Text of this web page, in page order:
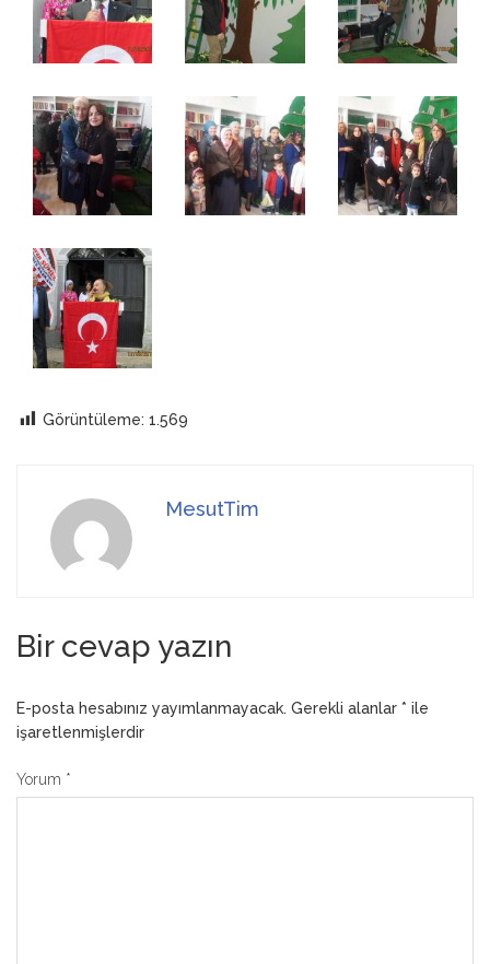
Görüntüleme: 1.569
MesutTim
Bir cevap yazın
E-posta hesabınız yayımlanmayacak. Gerekli alanlar * ile
işaretlenmişlerdir
Yorum *